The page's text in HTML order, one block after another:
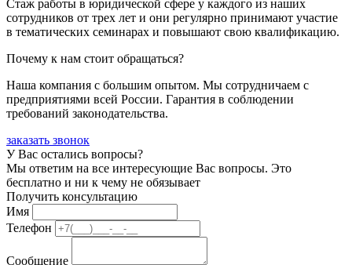
Стаж работы в юридической сфере у каждого из наших
сотрудников от трех лет и они регулярно принимают участие
в тематических семинарах и повышают свою квалификацию.
Почему к нам стоит обращаться?
Наша компания с большим опытом. Мы сотрудничаем с
предприятиями всей России. Гарантия в соблюдении
требований законодательства.
заказать звонок
У Вас остались вопросы?
Мы ответим на все интересующие Вас вопросы. Это
бесплатно и ни к чему не обязывает
Получить консультацию
Имя
Телефон
Сообщение